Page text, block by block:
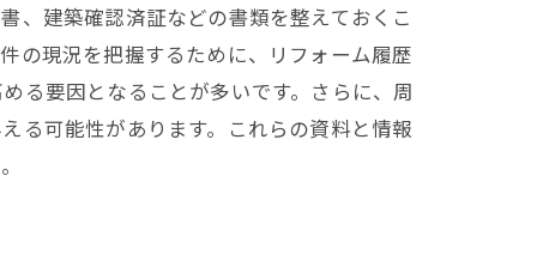
、建築確認済証などの書類を整えておくこ
の現況を把握するために、リフォーム履歴
る要因となることが多いです。さらに、周
る可能性があります。これらの資料と情報